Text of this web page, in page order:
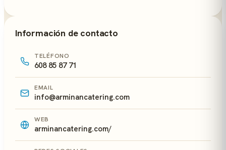
Información de contacto
TELÉFONO
608 85 87 71
EMAIL
info@arminancatering.com
WEB
arminancatering.com/